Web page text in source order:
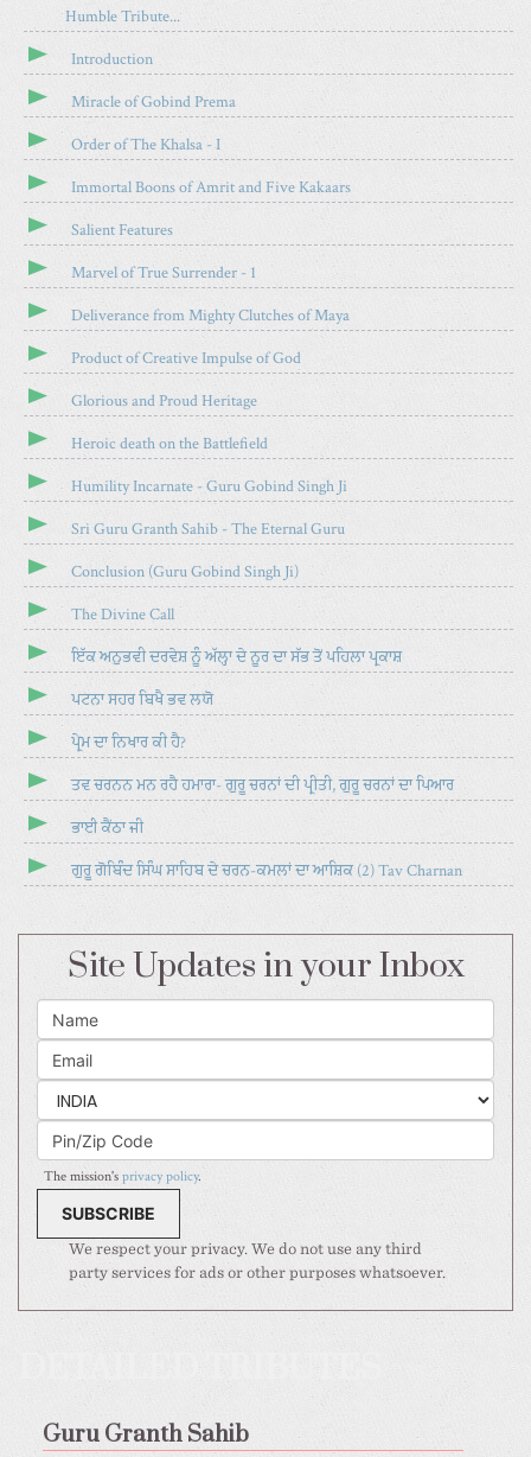
T
I
A
R
T
I
L
Humble Tribute...
Introduction
Miracle of Gobind Prema
Order of The Khalsa - I
Immortal Boons of Amrit and Five Kakaars
Salient Features
Marvel of True Surrender - 1
Deliverance from Mighty Clutches of Maya
Product of Creative Impulse of God
Glorious and Proud Heritage
Heroic death on the Battlefield
Humility Incarnate - Guru Gobind Singh Ji
Sri Guru Granth Sahib - The Eternal Guru
Conclusion (Guru Gobind Singh Ji)
The Divine Call
ਇੱਕ ਅਨੁਭਵੀ ਦਰਵੇਸ਼ ਨੂੰ ਅੱਲ੍ਹਾ ਦੇ ਨੂਰ ਦਾ ਸੱਭ ਤੋਂ ਪਹਿਲਾ ਪ੍ਰਕਾਸ਼
ਪਟਨਾ ਸਹਰ ਬਿਖੈ ਭਵ ਲਯੋ
ਪ੍ਰੇਮ ਦਾ ਨਿਖਾਰ ਕੀ ਹੈ?
ਤਵ ਚਰਨਨ ਮਨ ਰਹੈ ਹਮਾਰਾ- ਗੁਰੂ ਚਰਨਾਂ ਦੀ ਪ੍ਰੀਤੀ, ਗੁਰੂ ਚਰਨਾਂ ਦਾ ਪਿਆਰ
ਭਾਈ ਕੈਂਠਾ ਜੀ
ਗੁਰੂ ਗੋਬਿੰਦ ਸਿੰਘ ਸਾਹਿਬ ਦੇ ਚਰਨ-ਕਮਲਾਂ ਦਾ ਆਸ਼ਿਕ (2) Tav Charnan
Site Updates in your Inbox
The mission'sprivacy policy.
We respect your privacy. We do not use any third
party services for ads or other purposes whatsoever.
DETAILED TRIBUTES
Guru Granth Sahib